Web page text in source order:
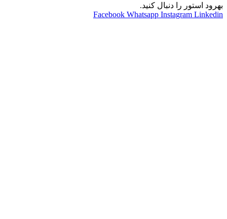
بهرود استور را دنبال کنید.
Facebook Whatsapp Instagram Linkedin